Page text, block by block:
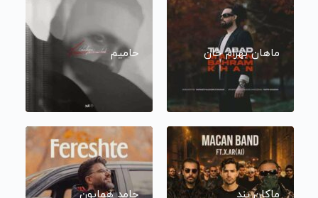
ماهان بهرام خان حامیم
ماکان بند حامد همایون